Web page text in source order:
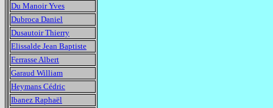
Du Manoir Yves
Dubroca Daniel
Dusautoir Thierry
Elissalde Jean Baptiste
Ferrasse Albert
Garaud William
Heymans Cédric
Ibanez Raphaël